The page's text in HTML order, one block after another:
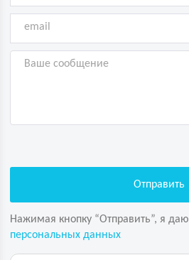
Нажимая кнопку “Отправить”, я даю
персональных данных